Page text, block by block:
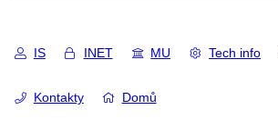
IS INET MU Tech info
Kontakty Domů